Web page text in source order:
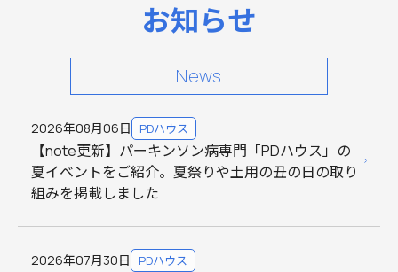
お知らせ
News
2026年08月06日 PDハウス
【note更新】パーキンソン病専門「PDハウス」の
夏イベントをご紹介。夏祭りや土用の丑の日の取り
組みを掲載しました
2026年07月30日 PDハウス